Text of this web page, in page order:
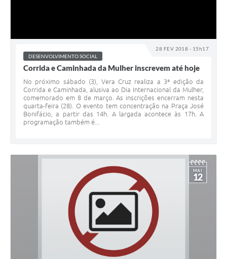
28 FEV 2018 - 15h17
DESENVOLVIMENTO SOCIAL
Corrida e Caminhada da Mulher inscrevem até hoje
No próximo sábado (3), Vera Cruz realiza a 3ª edição da
Corrida e Caminhada, alusiva ao Dia Internacional da Mulher,
comemorado em 8 de março. As inscrições encerram nesta
quarta-feira (28). O evento tem concentração na Praça José
Bonifácio, a partir das 14h. A largada acontece às 17h. A
programação também é...
MAI
12